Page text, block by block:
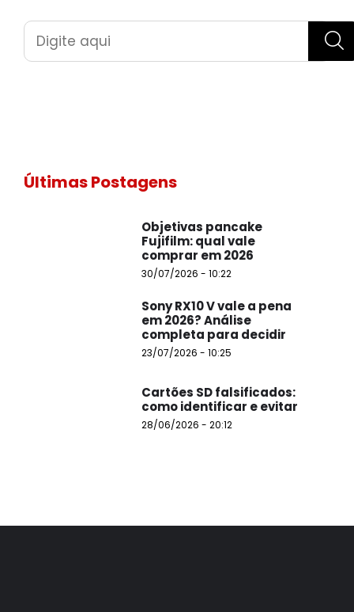
Pesquisar
Últimas Postagens
Objetivas pancake
Fujifilm: qual vale
comprar em 2026
30/07/2026 - 10:22
Sony RX10 V vale a pena
em 2026? Análise
completa para decidir
23/07/2026 - 10:25
Cartões SD falsificados:
como identificar e evitar
28/06/2026 - 20:12